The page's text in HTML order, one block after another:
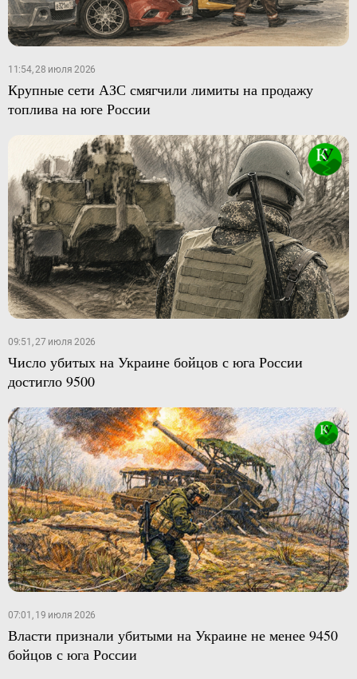
11:54, 28 июля 2026
Крупные сети АЗС смягчили лимиты на продажу
топлива на юге России
09:51, 27 июля 2026
Число убитых на Украине бойцов с юга России
достигло 9500
07:01, 19 июля 2026
Власти признали убитыми на Украине не менее 9450
бойцов с юга России